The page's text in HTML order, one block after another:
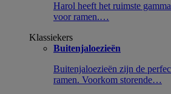
Harol heeft het ruimste
voor ramen.…
Klassiekers
Buitenjaloezieën
Buitenjaloezieën zijn de
ramen. Voorkom storende…